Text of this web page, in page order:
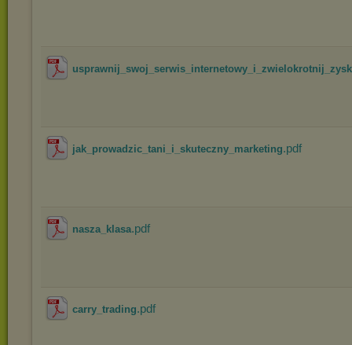
jak_prowadzic_tani_i_skuteczny_marketing.pdf
nasza_klasa.pdf
carry_trading.pdf